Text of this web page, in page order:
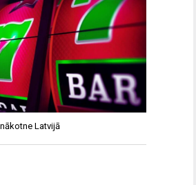
Latvijā